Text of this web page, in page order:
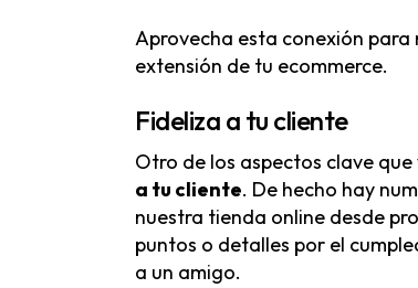
Aprovecha esta conexión
extensión de tu ecommerce.
Fideliza a tu cliente
Otro de los aspectos clave
a tu cliente. De hecho hay
nuestra tienda online desde
puntos o detalles por el
a un amigo.